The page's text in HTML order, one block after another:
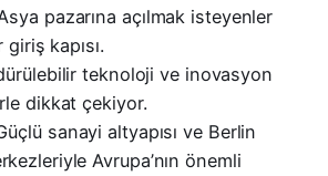
pazarına açılmak isteyenler
kapısı.
teknoloji ve inovasyon
dikkat çekiyor.
sanayi altyapısı ve Berlin
Avrupa’nın önemli